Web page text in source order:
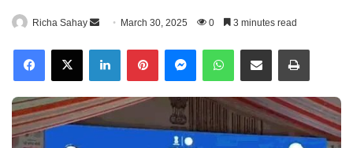
Richa Sahay
n
d
a
n
March 30, 2025 0 3 minutes read
X